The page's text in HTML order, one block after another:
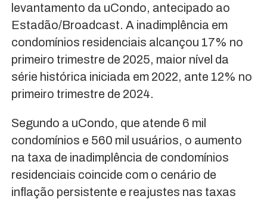
levantamento da uCondo, antecipado ao
Estadão/Broadcast. A inadimplência em
condomínios residenciais alcançou 17% no
primeiro trimestre de 2025, maior nível da
série histórica iniciada em 2022, ante 12% no
primeiro trimestre de 2024.
Segundo a uCondo, que atende 6 mil
condomínios e 560 mil usuários, o aumento
na taxa de inadimplência de condomínios
residenciais coincide com o cenário de
inflação persistente e reajustes nas taxas